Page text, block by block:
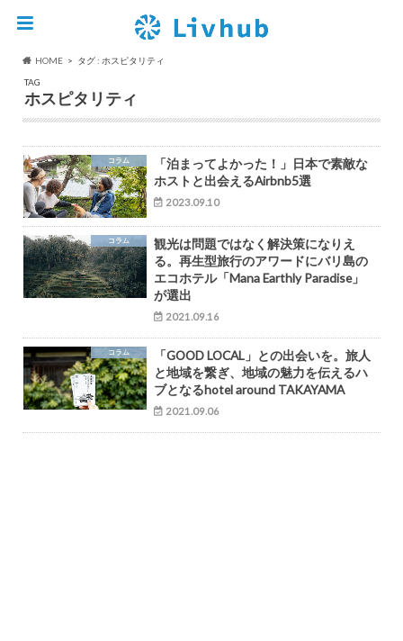
HOME
タグ : ホスピタリティ
TAG
ホスピタリティ
コラム
「泊まってよかった！」日本で素敵な
ホストと出会えるAirbnb5選
2023.09.10
コラム
観光は問題ではなく解決策になりえ
る。再生型旅行のアワードにバリ島の
エコホテル「Mana Earthly Paradise」
が選出
2021.09.16
コラム
「GOOD LOCAL」との出会いを。旅人
と地域を繋ぎ、地域の魅力を伝えるハ
ブとなるhotel around TAKAYAMA
2021.09.06